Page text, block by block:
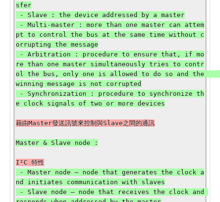
sfer
pt to control the bus at the same time without c
orrupting the message
re than one master simultaneously tries to contr
ol the bus, only one is allowed to do so and the
winning message is not corrupted
nd initiates communication with slaves